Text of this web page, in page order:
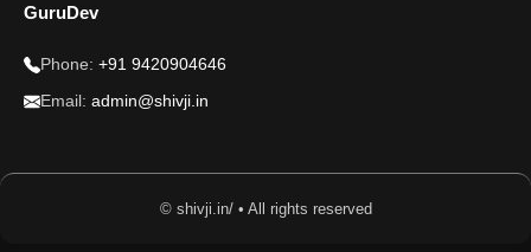
GuruDev
Phone: +91 9420904646
Email: admin@shivji.in
© shivji.in/ • All rights reserved